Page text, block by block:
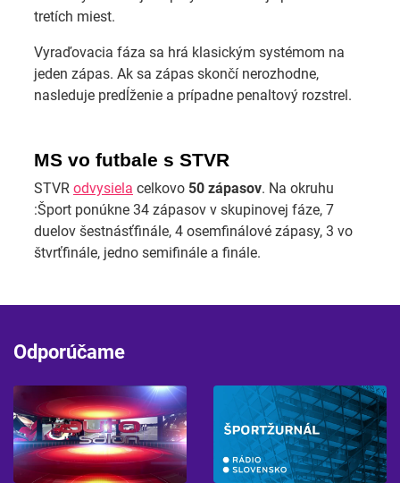
tretích miest.
Vyraďovacia fáza sa hrá klasickým systémom na
jeden zápas. Ak sa zápas skončí nerozhodne,
nasleduje predĺženie a prípadne penaltový rozstrel.
MS vo futbale s STVR
STVR odvysiela celkovo 50 zápasov. Na okruhu
:Šport ponúkne 34 zápasov v skupinovej fáze, 7
duelov šestnásťfinále, 4 osemfinálové zápasy, 3 vo
štvrťfinále, jedno semifinále a finále.
Odporúčame